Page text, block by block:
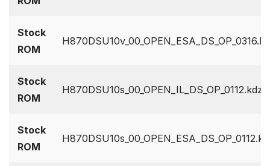
Stock
ROM
Stock
ROM
H870DSU10s_00_OPEN_IL_DS_OP_0112.kdz
Stock
ROM